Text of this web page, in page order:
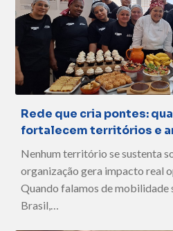
Rede que cria pontes:
fortalecem territórios e
Nenhum território se sustenta
organização gera impacto real
Quando falamos de mobilidade
Brasil,…